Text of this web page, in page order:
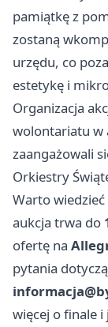
pamiątkę z
zostaną
urzędu, co
estetykę i
Organizacja
wolontariatu
zaangażowali
Orkiestry
Warto wiedzieć
aukcja trwa do
ofertę na
pytania
więcej o finale